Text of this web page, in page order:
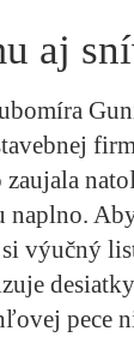
aj
naplno.
výučný
pece